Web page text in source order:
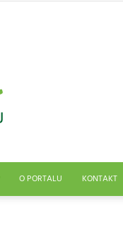
O PORTALU KONTAKT